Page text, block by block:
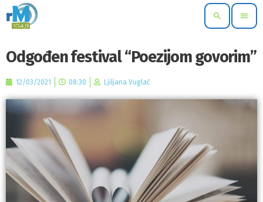
search menu
Odgođen festival “Poezijom govorim”
12/03/2021 08:30 Ljiljana Vuglač